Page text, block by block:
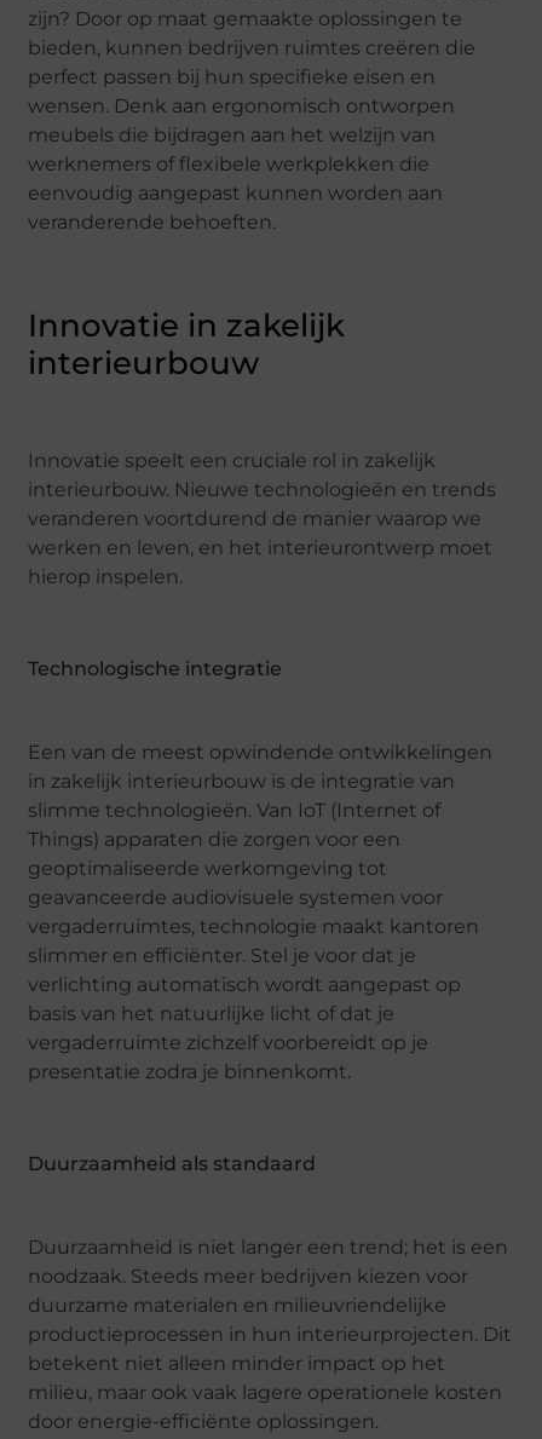
zijn? Door op maat gemaakte oplossingen te
bieden, kunnen bedrijven ruimtes creëren die
perfect passen bij hun specifieke eisen en
wensen. Denk aan ergonomisch ontworpen
meubels die bijdragen aan het welzijn van
werknemers of flexibele werkplekken die
eenvoudig aangepast kunnen worden aan
veranderende behoeften.
Innovatie in zakelijk
interieurbouw
Innovatie speelt een cruciale rol in zakelijk
interieurbouw. Nieuwe technologieën en trends
veranderen voortdurend de manier waarop we
werken en leven, en het interieurontwerp moet
hierop inspelen.
Technologische integratie
Een van de meest opwindende ontwikkelingen
in zakelijk interieurbouw is de integratie van
slimme technologieën. Van IoT (Internet of
Things) apparaten die zorgen voor een
geoptimaliseerde werkomgeving tot
geavanceerde audiovisuele systemen voor
vergaderruimtes, technologie maakt kantoren
slimmer en efficiënter. Stel je voor dat je
verlichting automatisch wordt aangepast op
basis van het natuurlijke licht of dat je
vergaderruimte zichzelf voorbereidt op je
presentatie zodra je binnenkomt.
Duurzaamheid als standaard
Duurzaamheid is niet langer een trend; het is een
noodzaak. Steeds meer bedrijven kiezen voor
duurzame materialen en milieuvriendelijke
productieprocessen in hun interieurprojecten. Dit
betekent niet alleen minder impact op het
milieu, maar ook vaak lagere operationele kosten
door energie-efficiënte oplossingen.